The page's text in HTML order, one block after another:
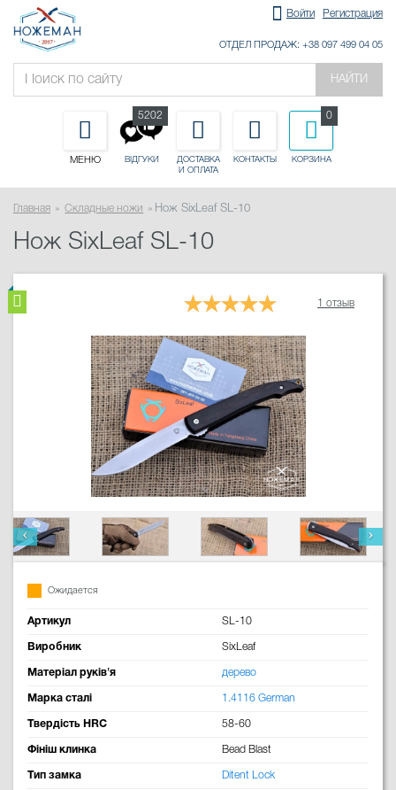
Войти Регистрация
ОТДЕЛ ПРОДАЖ: +38 097 499 04 05
НАЙТИ
МЕНЮ ВІДГУКИ
5202
ДОСТАВКА
И ОПЛАТА
КОНТАКТЫ КОРЗИНА
0
Главная Складные ножи Нож SixLeaf SL-10
Нож SixLeaf SL-10
1 отзыв
Ожидается
Артикул SL-10
Виробник SixLeaf
Матеріал руків'я дерево
Марка сталі 1.4116 German
Твердість HRC 58-60
Фініш клинка Bead Blast
Тип замка Ditent Lock